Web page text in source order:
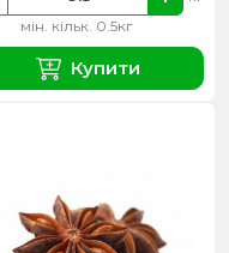
мін. кільк. 0.5кг
Купити